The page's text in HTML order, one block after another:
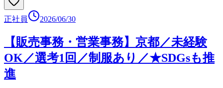
正社員 2026/06/30
【販売事務・営業事務】京都／未経験
OK／選考1回／制服あり／★SDGsも推
進